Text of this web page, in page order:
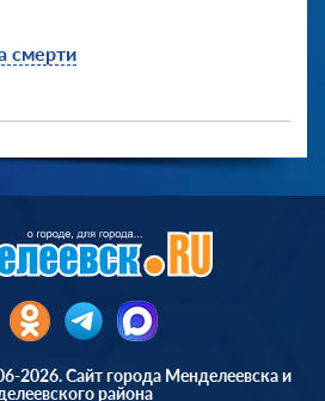
смерти
2026. Сайт города Менделеевска и
района